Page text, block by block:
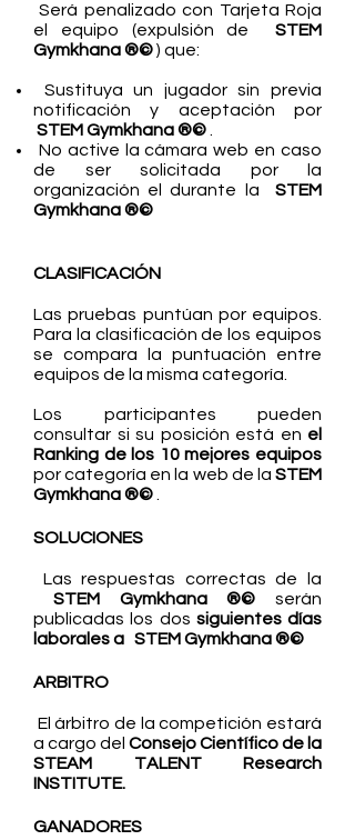
Será penalizado con Tarjeta Roja
el equipo (expulsión de STEM
Gymkhana ®©) que:
Sustituya un jugador sin previa
notificación y aceptación por
STEM Gymkhana ®©
No active la cámara web en caso
de ser solicitada por la
organización el durante la STEM
Gymkhana ®©
CLASIFICACIÓN
Las pruebas puntúan por equipos.
Para la clasificación de los equipos
se compara la puntuación entre
equipos de la misma categoría.
Los participantes pueden
consultar si su posición está en el
Ranking de los 10 mejores equipos
por categoría en la web de la STEM
Gymkhana ®©
SOLUCIONES
Las respuestas correctas de la
STEM Gymkhana ®©
serán
publicadas los dos siguientes días
laborales a STEM Gymkhana ®©
ARBITRO
El árbitro de la competición estará
a cargo del Consejo Científico de la
STEAM TALENT Research
INSTITUTE.
GANADORES